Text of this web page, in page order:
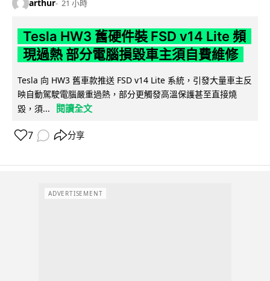
arthur 21 小時
Tesla HW3 舊硬件裝 FSD v14 Lite 頻
現過熱 部分電腦損毀車主須自費維修
Tesla 向 HW3 舊車款推送 FSD v14 Lite 系統，引發大量車主反
映自動駕駛電腦嚴重過熱，部分更觸發高溫保護甚至直接燒
毀，須...
閱讀全文
7 分享
ADVERTISEMENT